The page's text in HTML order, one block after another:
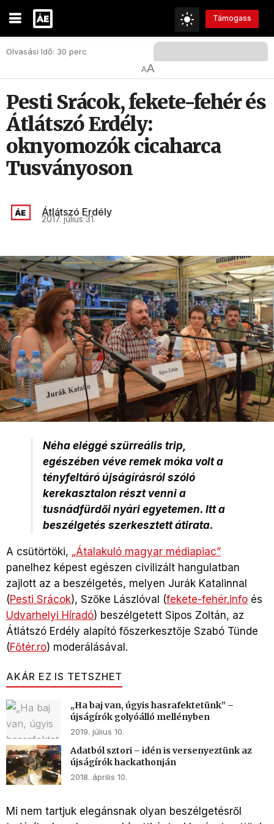
Támogass
Olvasási Idő: 30 perc
AA
Pesti Srácok, fekete-fehér és
Átlátszó Erdély:
oknyomozók cicaharca
Tusványoson
Átlátszó Erdély
2017. július 31.
Néha eléggé szürreális trip,
egészében véve remek móka volt a
tényfeltáró újságírásról szóló
kerekasztalon részt venni a
tusnádfürdői nyári egyetemen. Itt a
beszélgetés szerkesztett átirata.
A csütörtöki, „Átalakuló magyar médiapiac”
panelhez képest egészen civilizált hangulatban
zajlott az a beszélgetés, melyen Jurák Katalinnal
(Pesti Srácok), Szőke Lászlóval (fekete-fehér.info és
Udvarhelyi Híradó) beszélgetett Sipos Zoltán, az
Átlátszó Erdély alapító főszerkesztője Szabó Tünde
(Főtér.ro) moderálásával.
AKÁR EZ IS TETSZHET
„Ha baj van, úgyis hasrafektetünk” –
újságírók golyóálló mellényben
2019. július 10.
Adatból sztori – idén is versenyeztünk az
újságírók hackathonján
2018. április 10.
Mi nem tartjuk elegánsnak olyan beszélgetésről